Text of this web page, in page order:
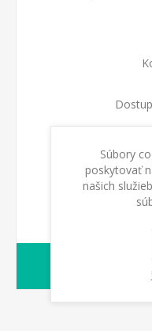
Súbory
poskytovať
našich